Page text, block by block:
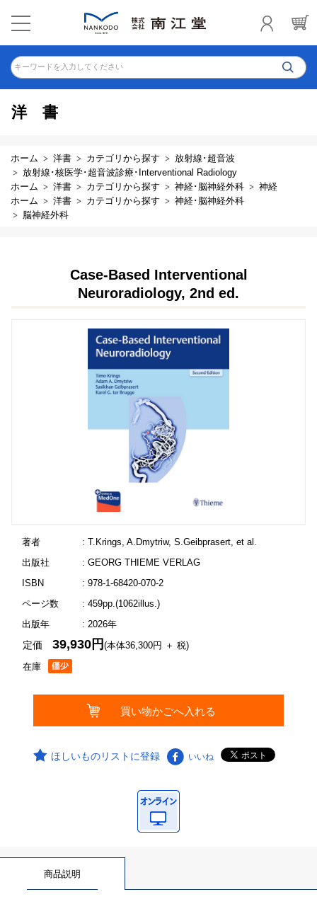
キーワードを入力してください
洋書
ホーム 洋書 カテゴリから探す
放射線･超音波
放射線･核医学･超音波診療･Interventional Radiology
ホーム
洋書 カテゴリから探す 神経･脳神経外科
神経
ホーム
洋書 カテゴリから探す
神経･脳神経外科
脳神経外科
Case-Based Interventional
Neuroradiology, 2nd ed.
著者
: T.Krings, A.Dmytriw, S.Geibprasert, et al.
出版社
: GEORG THIEME VERLAG
ISBN
: 978-1-68420-070-2
ページ数
: 459pp.(1062illus.)
出版年
: 2026年
在庫
定価39,930円(本体36,300円 ＋ 税)
ほしいものリストに登録 いいね
商品説明